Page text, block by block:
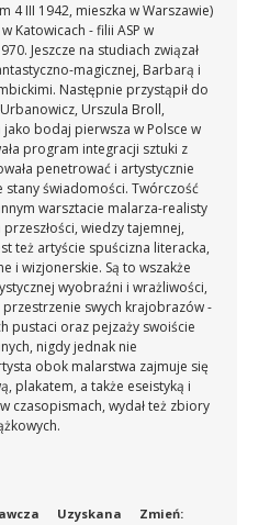
4 III 1942, mieszka w Warszawie)
Katowicach - filii ASP w
Jeszcze na studiach związał
magicznej, Barbarą i
Następnie przystąpił do
Urszula Broll,
bodaj pierwsza w Polsce w
program integracji sztuki z
penetrować i artystycznie
świadomości. Twórczość
warsztacie malarza-realisty
wiedzy tajemnej,
też artyście spuścizna literacka,
i wizjonerskie. Są to wszakże
wyobraźni i wrażliwości,
swych krajobrazów -
pustaci oraz pejzaży swoiście
nigdy jednak nie
obok malarstwa zajmuje się
plakatem, a także eseistyką i
czasopismach, wydał też zbiory
Uzyskana Zmień: